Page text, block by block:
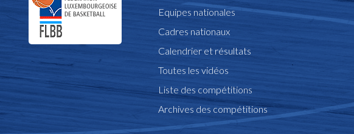
Equipes nationales
Cadres nationaux
Calendrier et résultats
Toutes les vidéos
Liste des compétitions
Archives des compétitions